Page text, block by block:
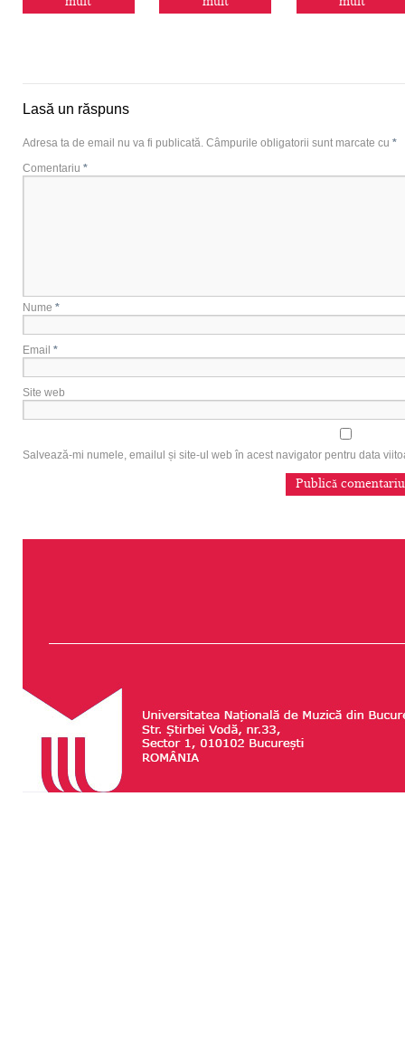
Lasă un răspuns
Adresa ta de email nu va fi publicată. Câmpurile obligatorii sunt marcate cu *
Comentariu *
Nume *
Email *
Site web
Salvează-mi numele, emailul și site-ul web în acest navigator pentru data